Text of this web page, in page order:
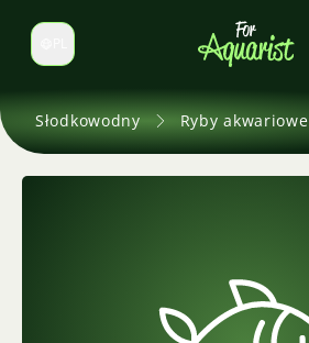
Zmień język
Słodkowodny Ryby akwariowe